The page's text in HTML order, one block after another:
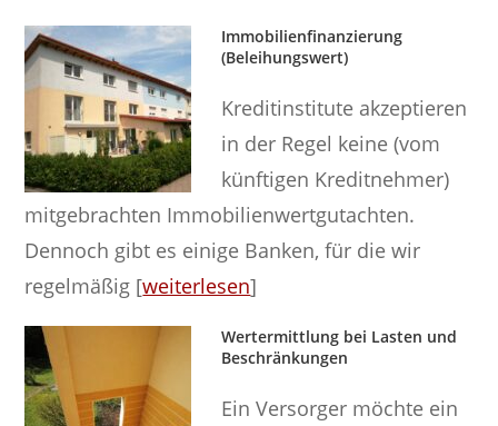
Immobilienfinanzierung
(Beleihungswert)
Kreditinstitute akzeptieren
in der Regel keine (vom
künftigen Kreditnehmer)
mitgebrachten Immobilienwertgutachten.
Dennoch gibt es einige Banken, für die wir
regelmäßig [weiterlesen]
Wertermittlung bei Lasten und
Beschränkungen
Ein Versorger möchte ein